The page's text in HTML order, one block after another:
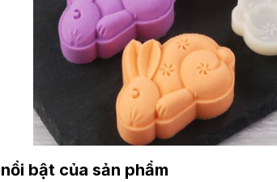
bật của sản phẩm